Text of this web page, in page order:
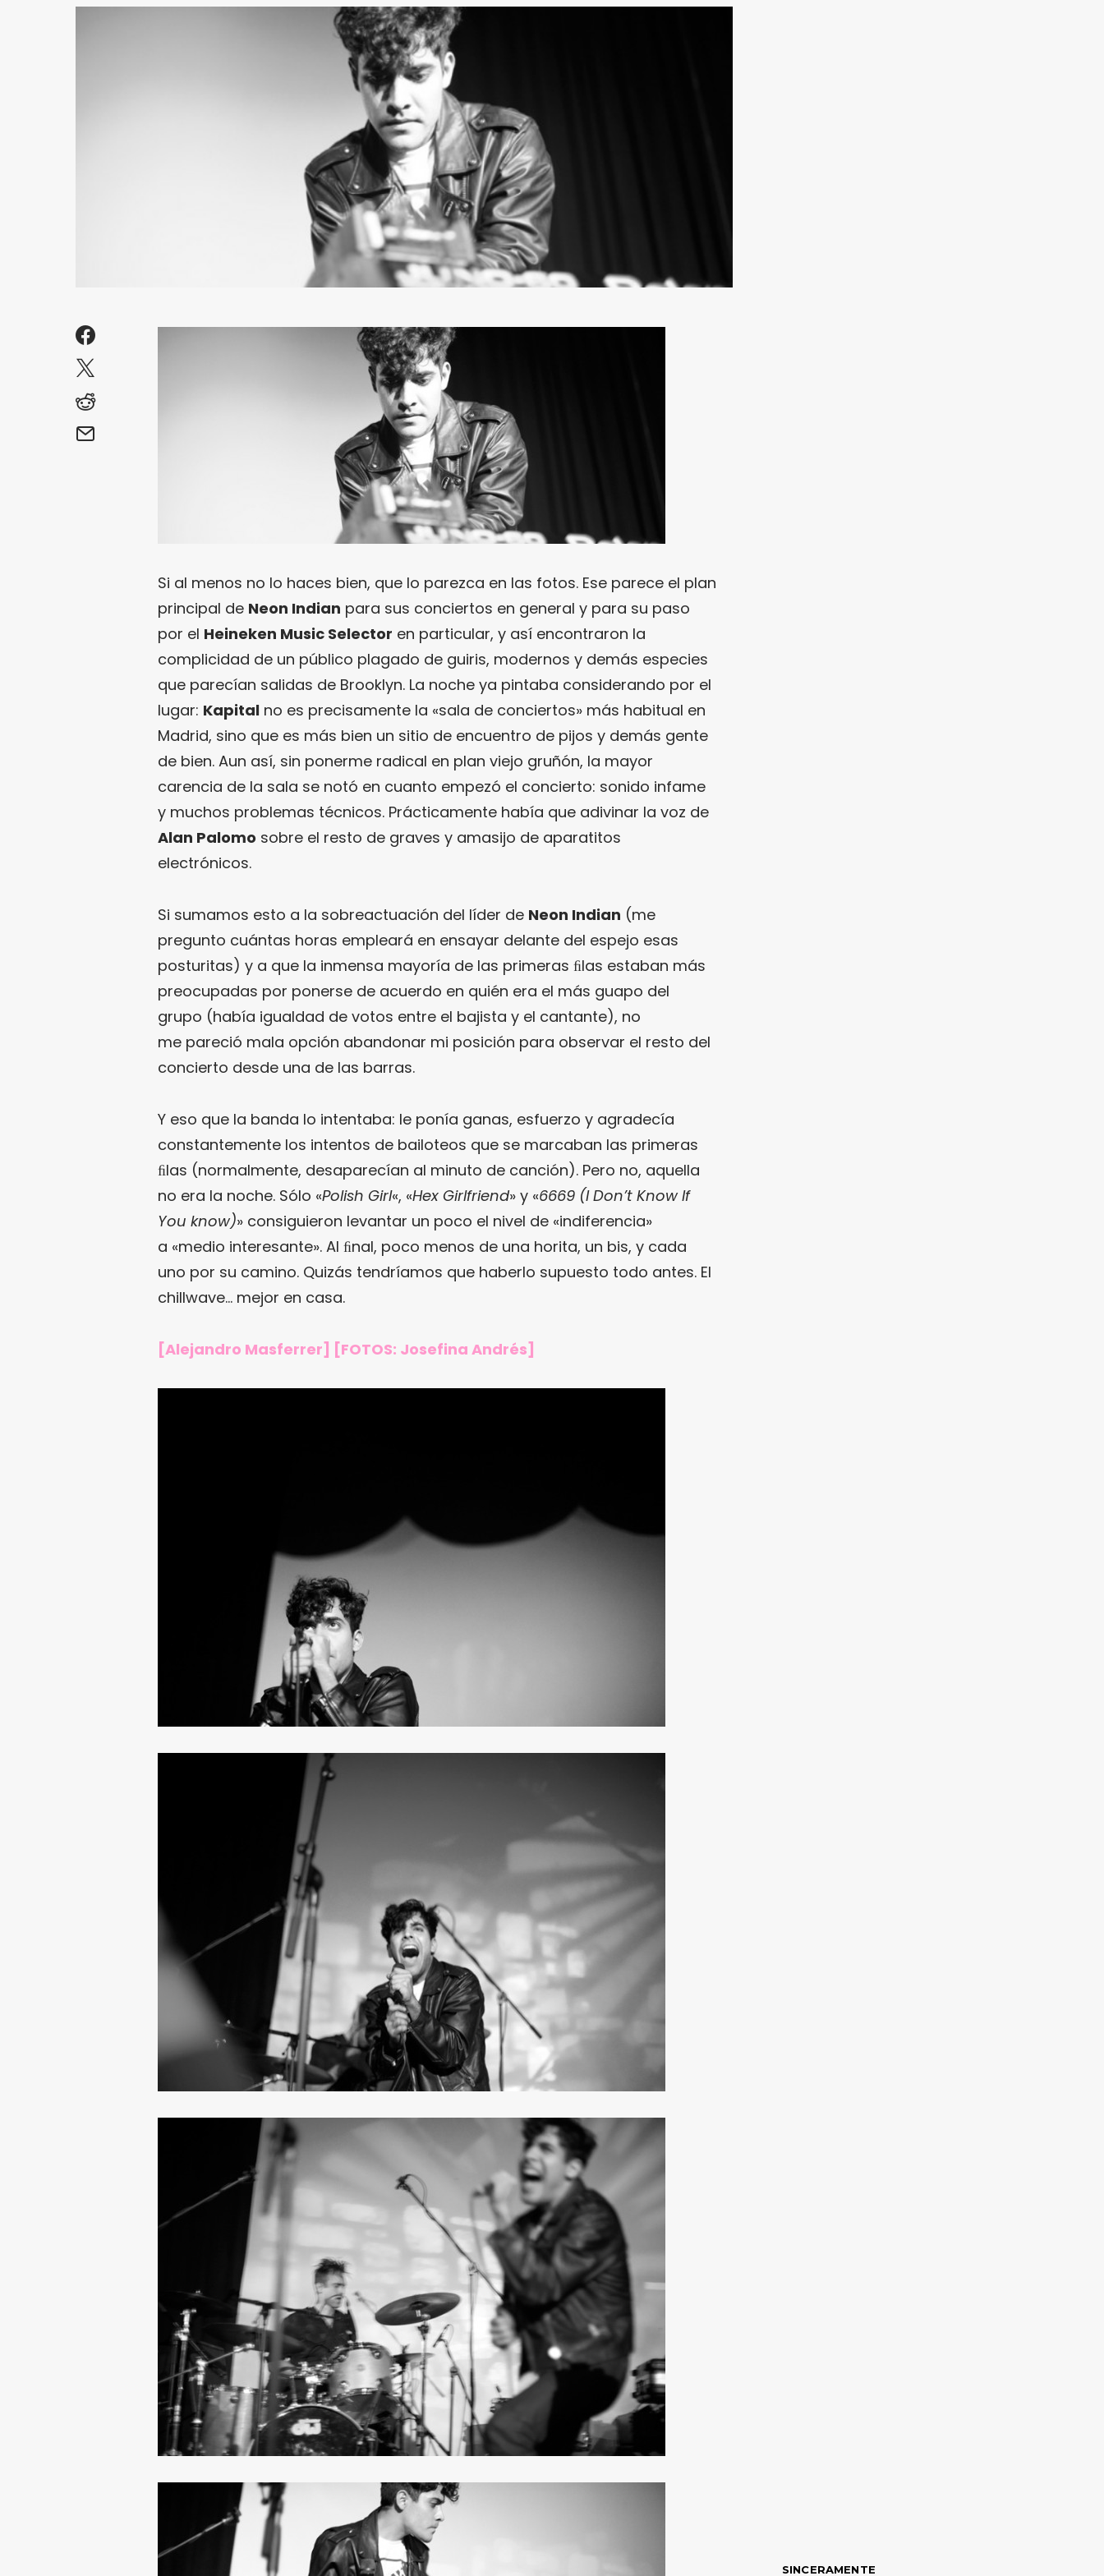
Si al menos no lo haces bien, que lo parezca en las fotos. Ese parece el plan
principal de Neon Indian para sus conciertos en general y para su paso
por el Heineken Music Selector en particular, y así encontraron la
complicidad de un público plagado de guiris, modernos y demás especies
que parecían salidas de Brooklyn. La noche ya pintaba considerando por el
lugar: Kapital no es precisamente la «sala de conciertos» más habitual en
Madrid, sino que es más bien un sitio de encuentro de pijos y demás gente
de bien. Aun así, sin ponerme radical en plan viejo gruñón, la mayor
carencia de la sala se notó en cuanto empezó el concierto: sonido infame
y muchos problemas técnicos. Prácticamente había que adivinar la voz de
Alan Palomo sobre el resto de graves y amasijo de aparatitos
electrónicos.
Si sumamos esto a la sobreactuación del líder de Neon Indian (me
pregunto cuántas horas empleará en ensayar delante del espejo esas
posturitas) y a que la inmensa mayoría de las primeras ﬁlas estaban más
preocupadas por ponerse de acuerdo en quién era el más guapo del
grupo (había igualdad de votos entre el bajista y el cantante), no
me pareció mala opción abandonar mi posición para observar el resto del
concierto desde una de las barras.
Y eso que la banda lo intentaba: le ponía ganas, esfuerzo y agradecía
constantemente los intentos de bailoteos que se marcaban las primeras
ﬁlas (normalmente, desaparecían al minuto de canción). Pero no, aquella
no era la noche. Sólo «Polish Girl«, «Hex Girlfriend» y «6669 (I Don’t Know If
You know)» consiguieron levantar un poco el nivel de «indiferencia»
a «medio interesante». Al ﬁnal, poco menos de una horita, un bis, y cada
uno por su camino. Quizás tendríamos que haberlo supuesto todo antes. El
chillwave… mejor en casa.
[Alejandro Masferrer] [FOTOS: Josefina Andrés]
SINCERAMENTE